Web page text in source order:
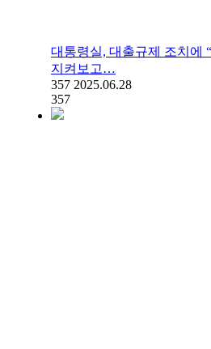
대통령실, 대출규제 조치에
지켜보고…
357 2025.06.28
357